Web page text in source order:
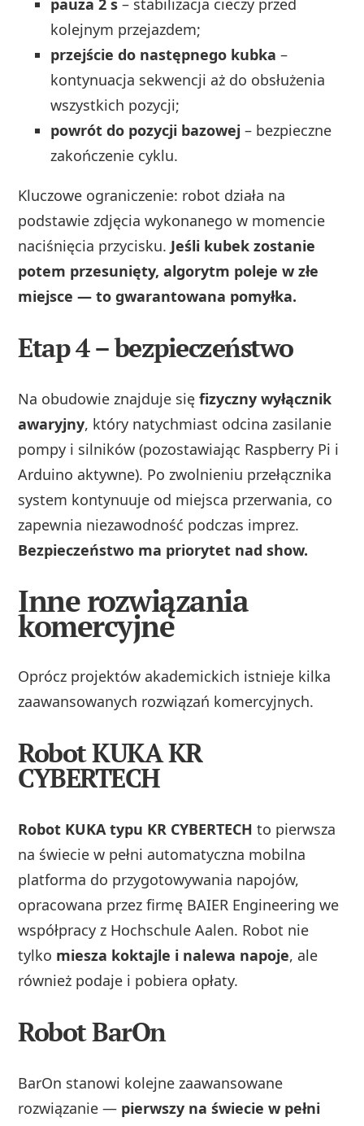
pauza 2 s – stabilizacja cieczy przed
kolejnym przejazdem;
przejście do następnego kubka –
kontynuacja sekwencji aż do obsłużenia
wszystkich pozycji;
powrót do pozycji bazowej – bezpieczne
zakończenie cyklu.
Kluczowe ograniczenie: robot działa na
podstawie zdjęcia wykonanego w momencie
naciśnięcia przycisku. Jeśli kubek zostanie
potem przesunięty, algorytm poleje w złe
miejsce — to gwarantowana pomyłka.
Etap 4 – bezpieczeństwo
Na obudowie znajduje sięfizyczny wyłącznik
awaryjny, który natychmiast odcina zasilanie
pompy i silników (pozostawiając Raspberry Pi i
Arduino aktywne). Po zwolnieniu przełącznika
system kontynuuje od miejsca przerwania, co
zapewnia niezawodność podczas imprez.
Bezpieczeństwo ma priorytet nad show.
Inne rozwiązania
komercyjne
Oprócz projektów akademickich istnieje kilka
zaawansowanych rozwiązań komercyjnych.
Robot KUKA KR
CYBERTECH
Robot KUKA typu KR CYBERTECH to pierwsza
na świecie w pełni automatyczna mobilna
platforma do przygotowywania napojów,
opracowana przez firmę BAIER Engineering we
współpracy z Hochschule Aalen. Robot nie
tylko miesza koktajle i nalewa napoje, ale
również podaje i pobiera opłaty.
Robot BarOn
BarOn stanowi kolejne zaawansowane
rozwiązanie — pierwszy na świecie w pełni